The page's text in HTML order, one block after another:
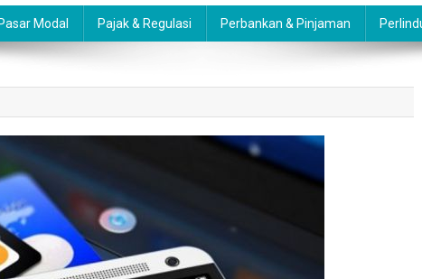
Modal Pajak & Regulasi Perbankan & Pinjaman